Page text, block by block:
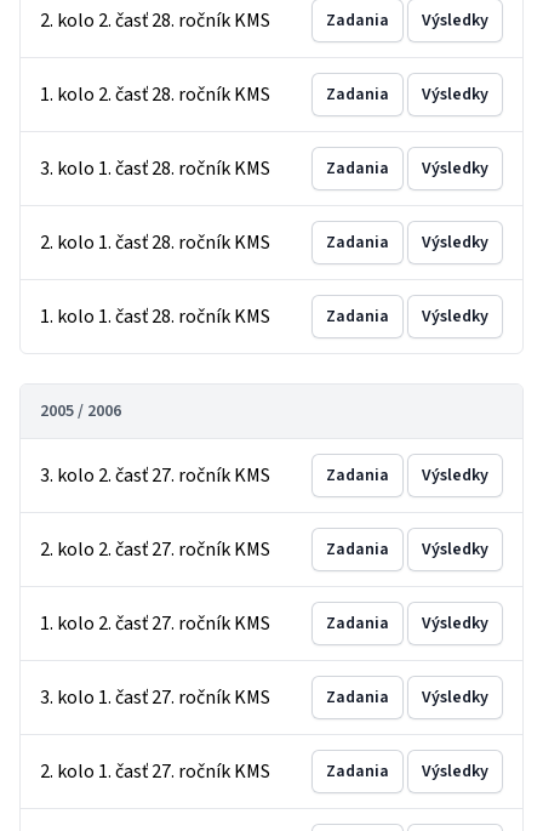
2. kolo 2. časť 28. ročník KMS Zadania Výsledky
1. kolo 2. časť 28. ročník KMS Zadania Výsledky
3. kolo 1. časť 28. ročník KMS Zadania Výsledky
2. kolo 1. časť 28. ročník KMS Zadania Výsledky
1. kolo 1. časť 28. ročník KMS Zadania Výsledky
2005 / 2006
3. kolo 2. časť 27. ročník KMS Zadania Výsledky
2. kolo 2. časť 27. ročník KMS Zadania Výsledky
1. kolo 2. časť 27. ročník KMS Zadania Výsledky
3. kolo 1. časť 27. ročník KMS Zadania Výsledky
2. kolo 1. časť 27. ročník KMS Zadania Výsledky